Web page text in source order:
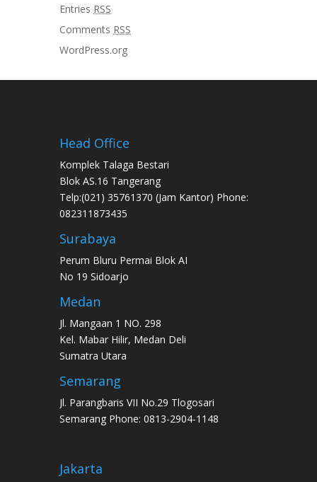
Entries RSS
Comments RSS
WordPress.org
Head Office
Komplek Talaga Bestari
Blok AS.16 Tangerang
Telp:(021) 35761370 (Jam Kantor) Phone:
082311873435
Surabaya
Perum Bluru Permai Blok AI
No 19 Sidoarjo
Medan
Jl. Mangaan 1 NO. 298
Kel. Mabar Hilir, Medan Deli
Sumatra Utara
Semarang
Jl. Parangbaris VII No.29 Tlogosari
Semarang Phone: 0813-2904-1148
Jakarta